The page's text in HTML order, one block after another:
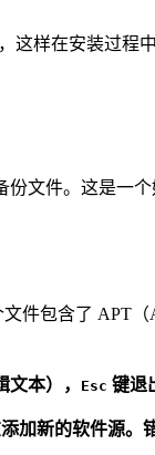
这样在安装过程
份文件。这是一
件包含了 APT
本）， Esc 键退
加新的软件源